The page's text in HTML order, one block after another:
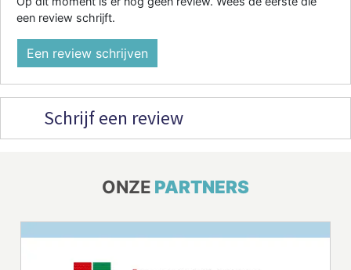
een review schrijft.
Een review schrijven
Schrijf een review
ONZE PARTNERS